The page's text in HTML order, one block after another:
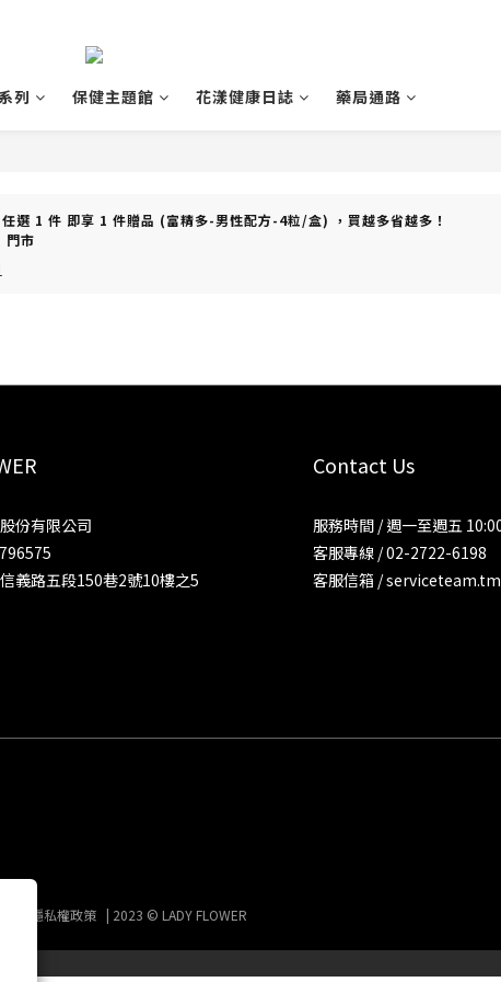
列 保健主題館 花漾健康日誌 藥局通路
選 1 件 即享 1 件贈品 (富精多-男性配方-4粒/盒) ，買越多省越多！
門市
份有限公司
義路五段150巷2號10樓之5
Contact Us
服務時間 / 週一至週五
客服專線 / 02-2722-6198
客服信箱 /
隱私權政策| 2023 © LADY FLOWER